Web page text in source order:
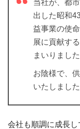
当社が、都
出した昭和
益事業の使
展に貢献す
まいりました
お陰様で、
いたしました
会社も順調に成長し